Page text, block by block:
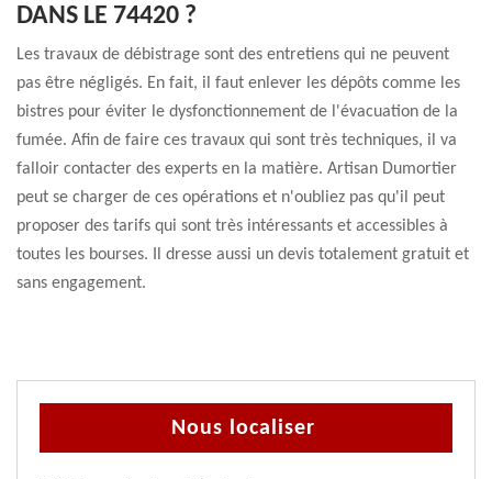
DANS LE 74420 ?
Les travaux de débistrage sont des entretiens qui ne peuvent
pas être négligés. En fait, il faut enlever les dépôts comme les
bistres pour éviter le dysfonctionnement de l'évacuation de la
fumée. Afin de faire ces travaux qui sont très techniques, il va
falloir contacter des experts en la matière. Artisan Dumortier
peut se charger de ces opérations et n'oubliez pas qu'il peut
proposer des tarifs qui sont très intéressants et accessibles à
toutes les bourses. Il dresse aussi un devis totalement gratuit et
sans engagement.
Nous localiser